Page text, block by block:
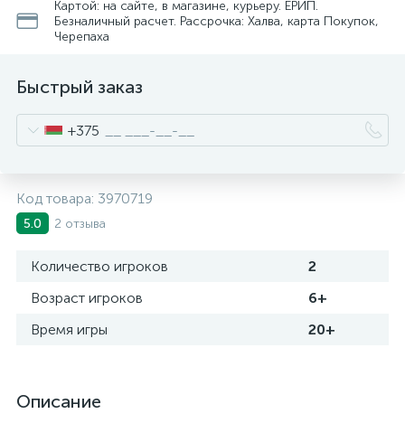
Картой: на сайте, в магазине, курьеру. ЕРИП.
Безналичный расчет. Рассрочка: Халва, карта Покупок,
Черепаха
Быстрый заказ
+375
Код товара: 3970719
5.0 2 отзыва
Количество игроков
2
Возраст игроков
6+
Время игры
20+
Описание